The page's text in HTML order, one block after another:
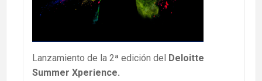
Lanzamiento de la 2ª edición del Deloitte
Summer Xperience.